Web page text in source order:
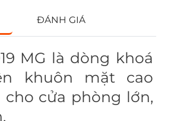
ĐÁNH GIÁ
MG là dòng khoá
khuôn mặt cao
cho cửa phòng lớn,